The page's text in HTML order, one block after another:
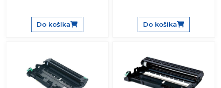
Do košíka Do košíka